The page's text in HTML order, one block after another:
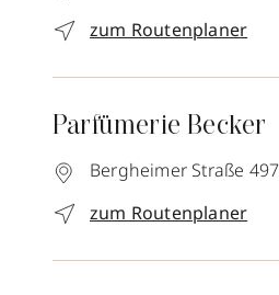
zum Routenplaner
Parfümerie Becker
Bergheimer Straße
zum Routenplaner